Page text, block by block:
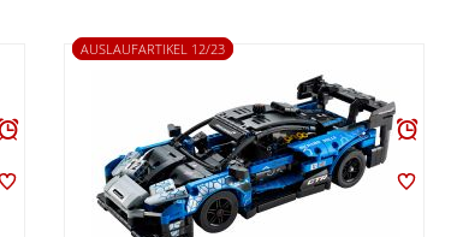
AUSLAUFARTIKEL 12/23